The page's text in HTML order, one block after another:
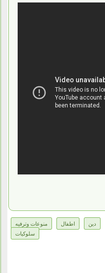
دين اطفال
منوعات وترفيه
سلوكيات